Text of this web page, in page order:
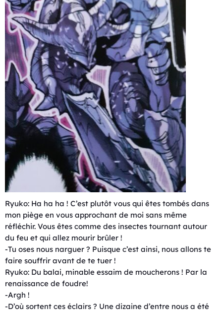
Ryuko: Ha ha ha ! C’est plutôt vous qui êtes tombés dans
mon piège en vous approchant de moi sans même
réfléchir. Vous êtes comme des insectes tournant autour
du feu et qui allez mourir brûler !
-Tu oses nous narguer ? Puisque c’est ainsi, nous allons te
faire souffrir avant de te tuer !
Ryuko: Du balai, minable essaim de moucherons ! Par la
renaissance de foudre!
-Argh !
-D’où sortent ces éclairs ? Une dizaine d’entre nous a été